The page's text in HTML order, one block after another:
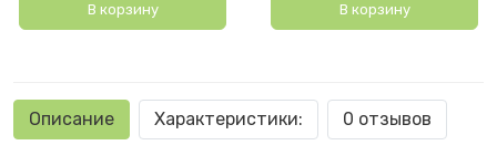
В корзину В корзину
Описание Характеристики: 0 отзывов